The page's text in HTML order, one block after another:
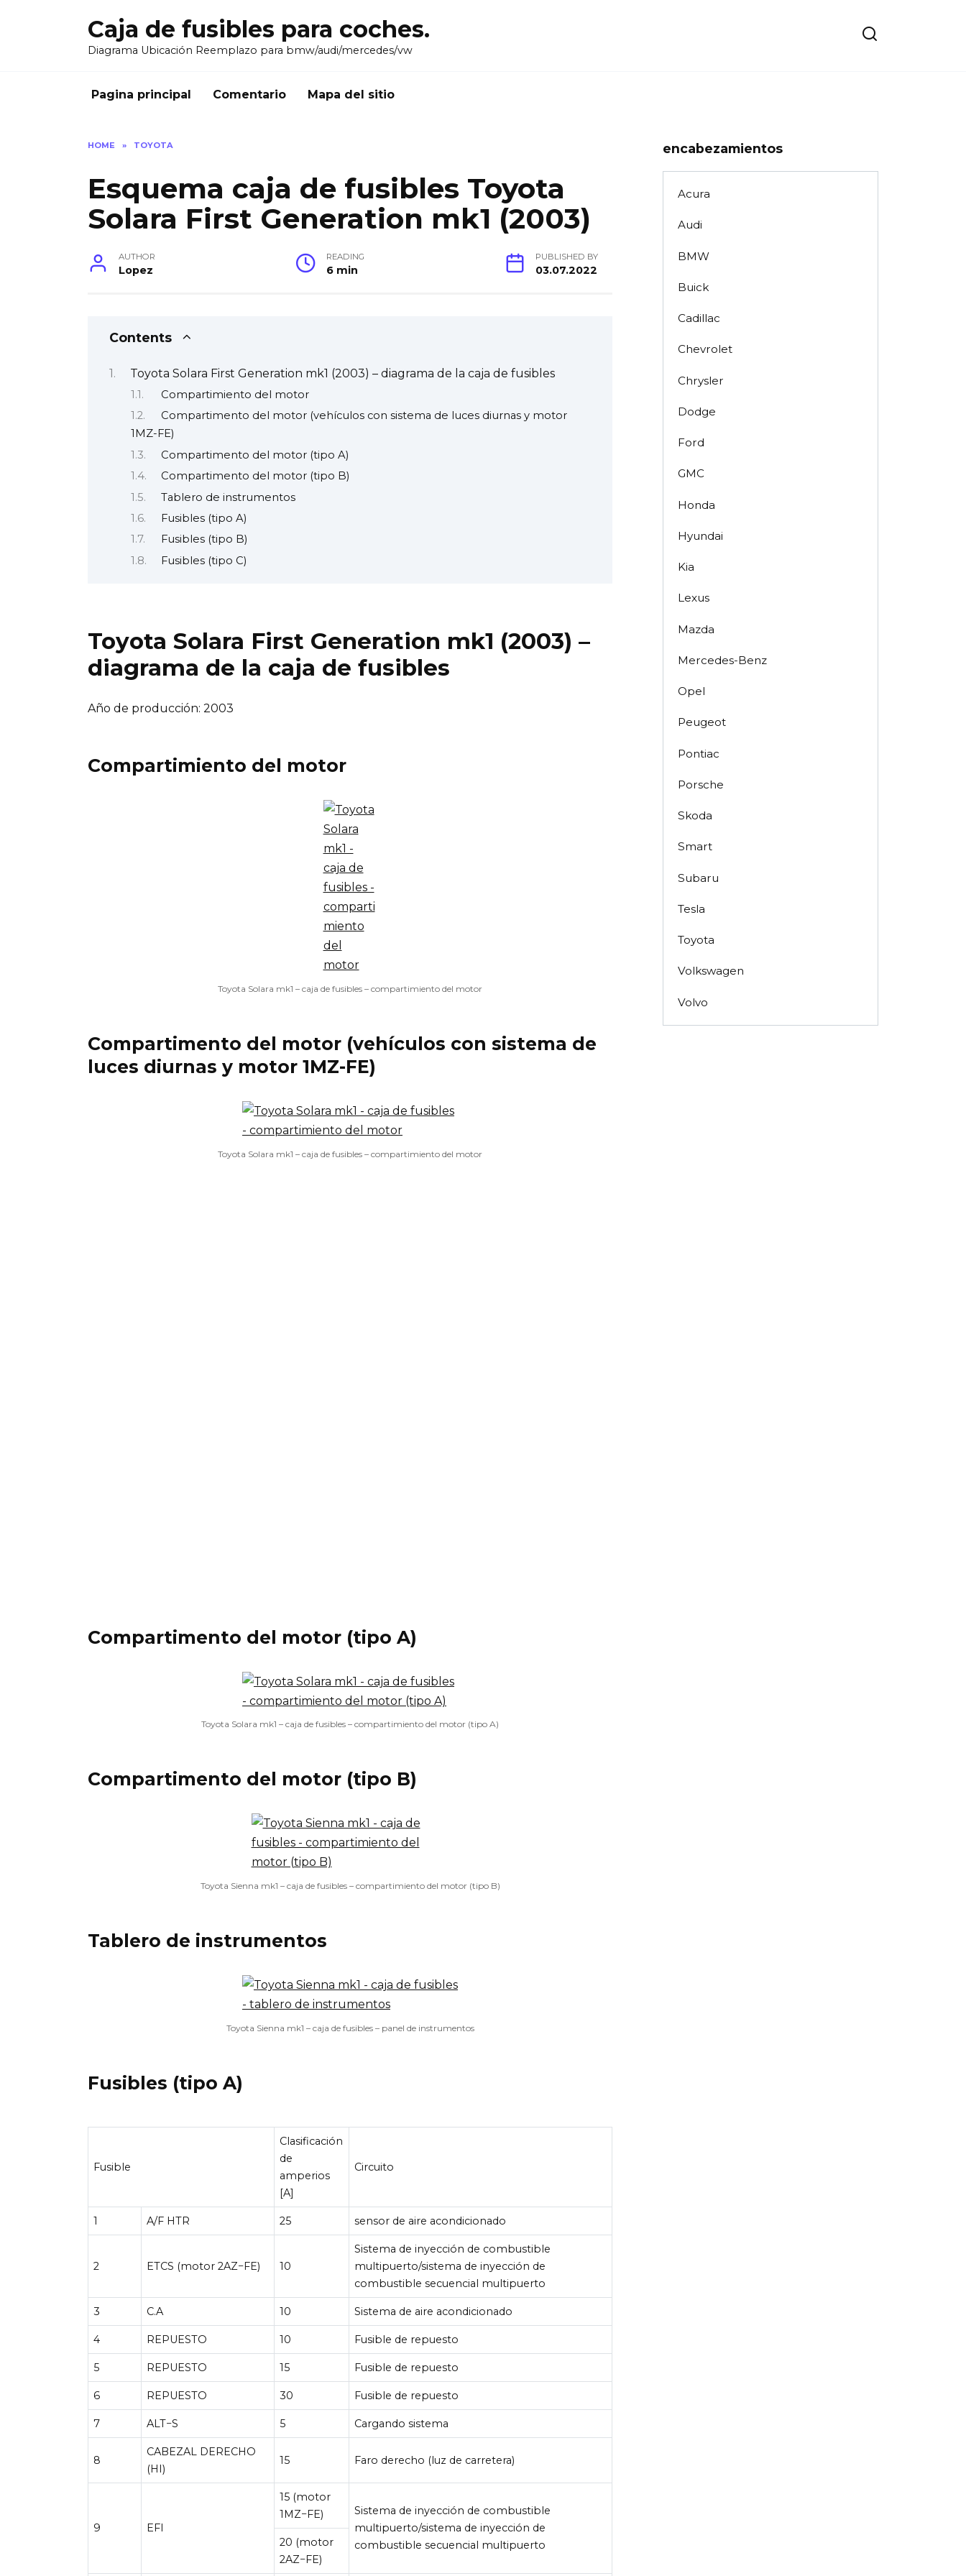
Caja de fusibles para coches.
Diagrama Ubicación Reemplazo para bmw/audi/mercedes/vw
Pagina principal Comentario Mapa del sitio
HOME » TOYOTA
Esquema caja de fusibles Toyota
Solara First Generation mk1 (2003)
AUTHOR
Lopez
READING
6 min
PUBLISHED BY
03.07.2022
Contents
Toyota Solara First Generation mk1 (2003) – diagrama de la caja de fusibles
Compartimiento del motor
Compartimento del motor (vehículos con sistema de luces diurnas y motor
1MZ-FE)
Compartimento del motor (tipo A)
Compartimento del motor (tipo B)
Tablero de instrumentos
Fusibles (tipo A)
Fusibles (tipo B)
Fusibles (tipo C)
Toyota Solara First Generation mk1 (2003) –
diagrama de la caja de fusibles
Año de producción: 2003
Compartimiento del motor
Toyota Solara mk1 – caja de fusibles – compartimiento del motor
Compartimento del motor (vehículos con sistema de
luces diurnas y motor 1MZ-FE)
Toyota Solara mk1 – caja de fusibles – compartimiento del motor
Compartimento del motor (tipo A)
Toyota Solara mk1 – caja de fusibles – compartimiento del motor (tipo A)
Compartimento del motor (tipo B)
Toyota Sienna mk1 – caja de fusibles – compartimiento del motor (tipo B)
Tablero de instrumentos
Toyota Sienna mk1 – caja de fusibles – panel de instrumentos
Fusibles (tipo A)
Fusible
Clasificación
de
amperios
[A]
Circuito
1 A/F HTR 25 sensor de aire acondicionado
2 ETCS (motor 2AZ−FE) 10
Sistema de inyección de combustible
multipuerto/sistema de inyección de
combustible secuencial multipuerto
3 C.A 10 Sistema de aire acondicionado
4 REPUESTO 10 Fusible de repuesto
5 REPUESTO 15 Fusible de repuesto
6 REPUESTO 30 Fusible de repuesto
7 ALT−S 5 Cargando sistema
8
CABEZAL DERECHO
(HI)
15 Faro derecho (luz de carretera)
9 EFI
15 (motor
1MZ−FE)
Sistema de inyección de combustible
multipuerto/sistema de inyección de
combustible secuencial multipuerto
20 (motor
2AZ−FE)
encabezamientos
Acura
Audi
BMW
Buick
Cadillac
Chevrolet
Chrysler
Dodge
Ford
GMC
Honda
Hyundai
Kia
Lexus
Mazda
Mercedes-Benz
Opel
Peugeot
Pontiac
Porsche
Skoda
Smart
Subaru
Tesla
Toyota
Volkswagen
Volvo